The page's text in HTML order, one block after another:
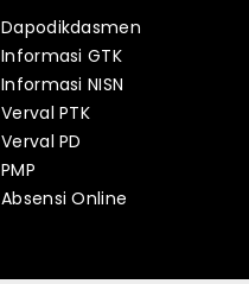
Dapodikdasmen
Informasi GTK
Informasi NISN
Verval PTK
Verval PD
PMP
Absensi Online